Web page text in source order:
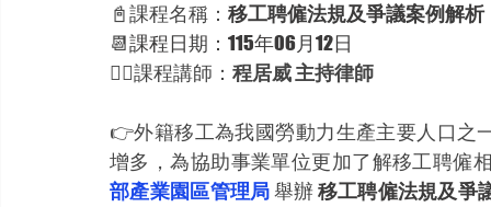
📓課程名稱： 移工聘僱法規及爭議案例解析
📆課程日期：115年06月12日
👨‍⚖️課程講師： 程居威 主持律師
👉外籍移工為我國勞動力生產主要人口之
增多，為協助事業單位更加了解移工聘僱
部產業園區管理局 舉辦 移工聘僱法規及爭